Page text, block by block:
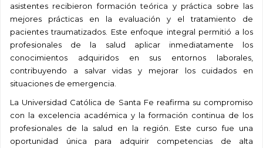
asistentes recibieron formación teórica y práctica sobre las
mejores prácticas en la evaluación y el tratamiento de
pacientes traumatizados. Este enfoque integral permitió a los
profesionales de la salud aplicar inmediatamente los
conocimientos adquiridos en sus entornos laborales,
contribuyendo a salvar vidas y mejorar los cuidados en
situaciones de emergencia.
La Universidad Católica de Santa Fe reafirma su compromiso
con la excelencia académica y la formación continua de los
profesionales de la salud en la región. Este curso fue una
oportunidad única para adquirir competencias de alta